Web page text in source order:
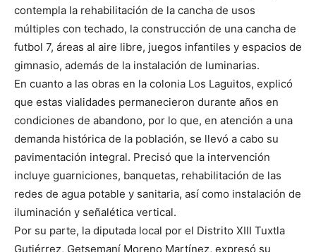
contempla la rehabilitación de la cancha de usos
múltiples con techado, la construcción de una cancha de
futbol 7, áreas al aire libre, juegos infantiles y espacios de
gimnasio, además de la instalación de luminarias.
En cuanto a las obras en la colonia Los Laguitos, explicó
que estas vialidades permanecieron durante años en
condiciones de abandono, por lo que, en atención a una
demanda histórica de la población, se llevó a cabo su
pavimentación integral. Precisó que la intervención
incluye guarniciones, banquetas, rehabilitación de las
redes de agua potable y sanitaria, así como instalación de
iluminación y señalética vertical.
Por su parte, la diputada local por el Distrito XIII Tuxtla
Gutiérrez, Getsemaní Moreno Martínez, expresó su